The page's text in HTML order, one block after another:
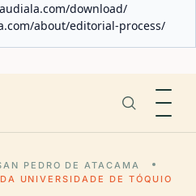
audiala.com/download/
about/editorial-process/
PEDRO DE ATACAMA
UNIVERSIDADE DE TÓQUIO